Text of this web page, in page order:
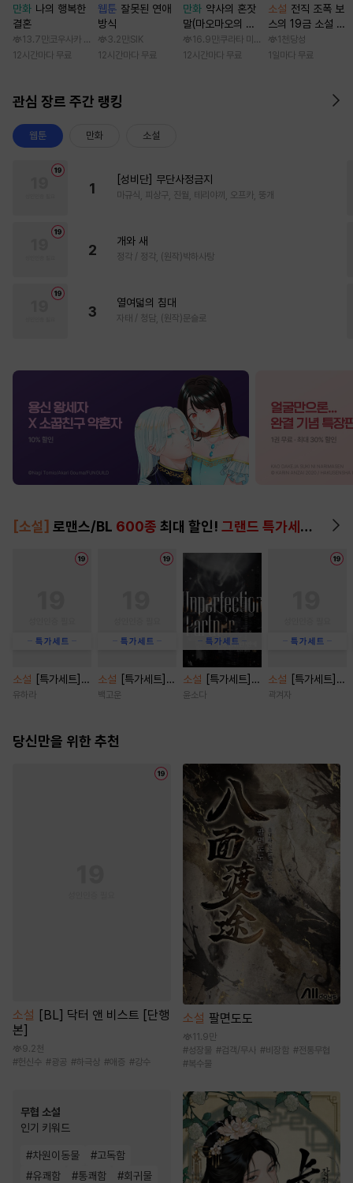
만화 나의 행복한
결혼
13.7만 코우사카 리토 / 아기토기 아쿠미
12시간마다 무료
웹툰 잘못된 연애
방식
3.2만 SIK
12시간마다 무료
만화 약사의 혼잣
말(마오마오의 후
궁 수수께끼 풀이
수첩)
16.9만 쿠라타 미노지 / 휴우가 나츠
12시간마다 무료
소설 전직 조폭 보
스의 19금 소설 속
가정부 빙의기
1천 당성
1일마다 무료
관심 장르 주간 랭킹
웹툰 만화 소설
1
[성비단] 무단사정금지
마규식, 피상구, 진월, 테리야끼, 오프카, 뚱개
2
개와 새
정각 / 정각, (원작)박하사탕
3
열여덟의 침대
자태 / 청담, (원작)문슬로
[소설] 로맨스/BL 600종 최대 할인! 그랜드 특가세트
소설
[특가세트]
비가 오던 그날에
유하라
소설
[특가세트]
아내 파업 [삽화
백고운
소설
[특가세트]
불건전한 연애 [단
윤소다
소설
[특가세트]
브로큰 로망스 클
곽겨자
당신만을 위한 추천
소설 [BL] 닥터 앤 비스트 [단행
본]
9.2천
#헌신수 #광공 #하극상 #애증 #강수
무협 소설
인기 키워드
#차원이동물 #고독함
#유쾌함 #통쾌함 #회귀물
소설 팔면도도
11.9만
#성장물 #검객/무사 #비장함 #전통무협
#복수물